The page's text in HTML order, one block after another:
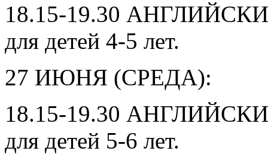
18.15-19.30
для детей 4-5 лет.
27 ИЮНЯ (СРЕДА):
18.15-19.30
для детей 5-6 лет.